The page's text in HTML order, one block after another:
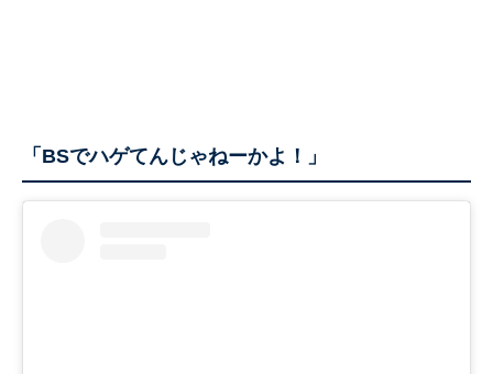
「BSでハゲてんじゃねーかよ！」